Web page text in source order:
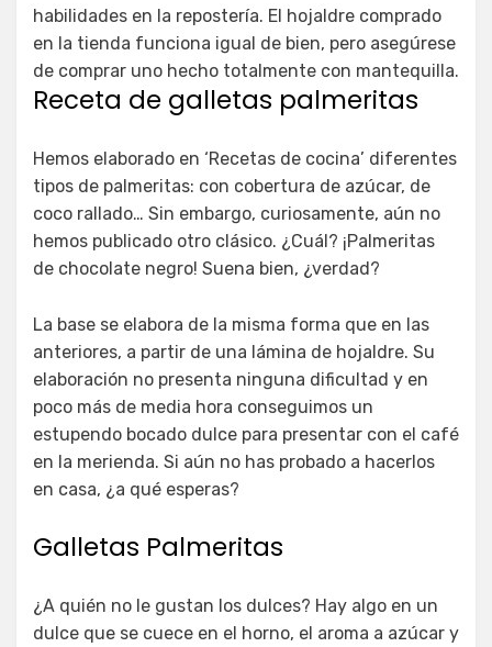
habilidades en la repostería. El hojaldre comprado
en la tienda funciona igual de bien, pero asegúrese
de comprar uno hecho totalmente con mantequilla.
Receta de galletas palmeritas
Hemos elaborado en ‘Recetas de cocina’ diferentes
tipos de palmeritas: con cobertura de azúcar, de
coco rallado… Sin embargo, curiosamente, aún no
hemos publicado otro clásico. ¿Cuál? ¡Palmeritas
de chocolate negro! Suena bien, ¿verdad?
La base se elabora de la misma forma que en las
anteriores, a partir de una lámina de hojaldre. Su
elaboración no presenta ninguna dificultad y en
poco más de media hora conseguimos un
estupendo bocado dulce para presentar con el café
en la merienda. Si aún no has probado a hacerlos
en casa, ¿a qué esperas?
Galletas Palmeritas
¿A quién no le gustan los dulces? Hay algo en un
dulce que se cuece en el horno, el aroma a azúcar y